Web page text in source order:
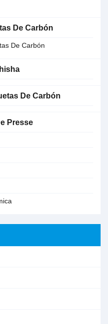
De Carbón
De Carbón
De Carbón
Presse